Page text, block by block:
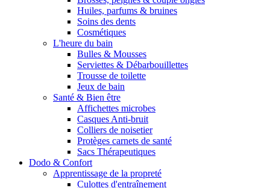
Huiles, parfums & bruines
Soins des dents
Cosmétiques
L'heure du bain
Bulles & Mousses
Serviettes & Débarbouillettes
Trousse de toilette
Jeux de bain
Santé & Bien être
Affichettes microbes
Casques Anti-bruit
Colliers de noisetier
Protèges carnets de santé
Sacs Thérapeutiques
Dodo & Confort
Apprentissage de la propreté
Culottes d'entraînement